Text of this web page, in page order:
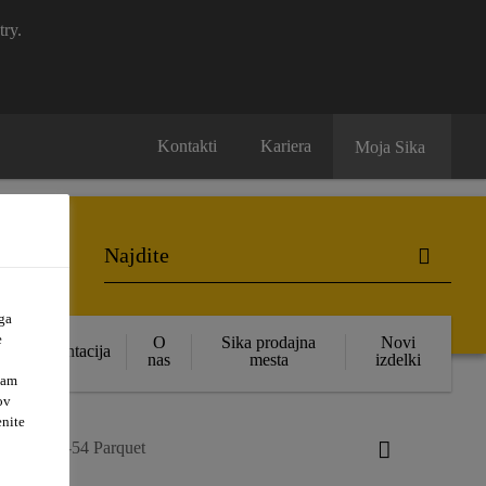
Kontakti Kariera Moja Sika
Dokumentacija
O
nas
Sika prodajna
mesta
Novi
izdelki
54 Parquet